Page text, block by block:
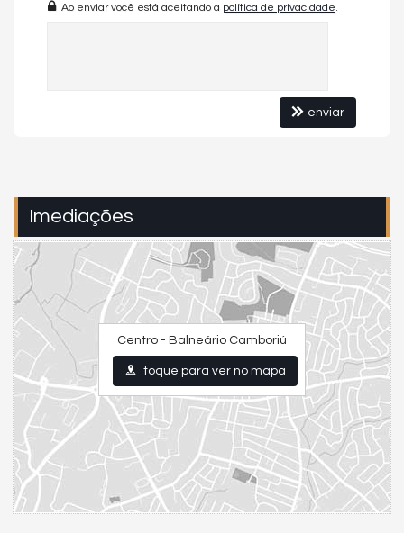
Ao enviar você está aceitando a política de privacidade
enviar
Imediações
Centro - Balneário Camboriú
toque para ver no mapa